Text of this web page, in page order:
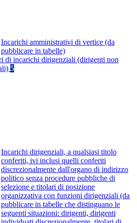
Incarichi amministrativi di vertice (da
pubblicare in tabelle)
di incarichi dirigenziali (dirigenti non
5
Incarichi dirigenziali, a qualsiasi titolo
conferiti, ivi inclusi quelli conferiti
discrezionalmente dall'organo di indirizzo
politico senza procedure pubbliche di
selezione e titolari di posizione
organizzativa con funzioni dirigenziali (da
pubblicare in tabelle che distinguano le
seguenti situazioni: dirigenti, dirigenti